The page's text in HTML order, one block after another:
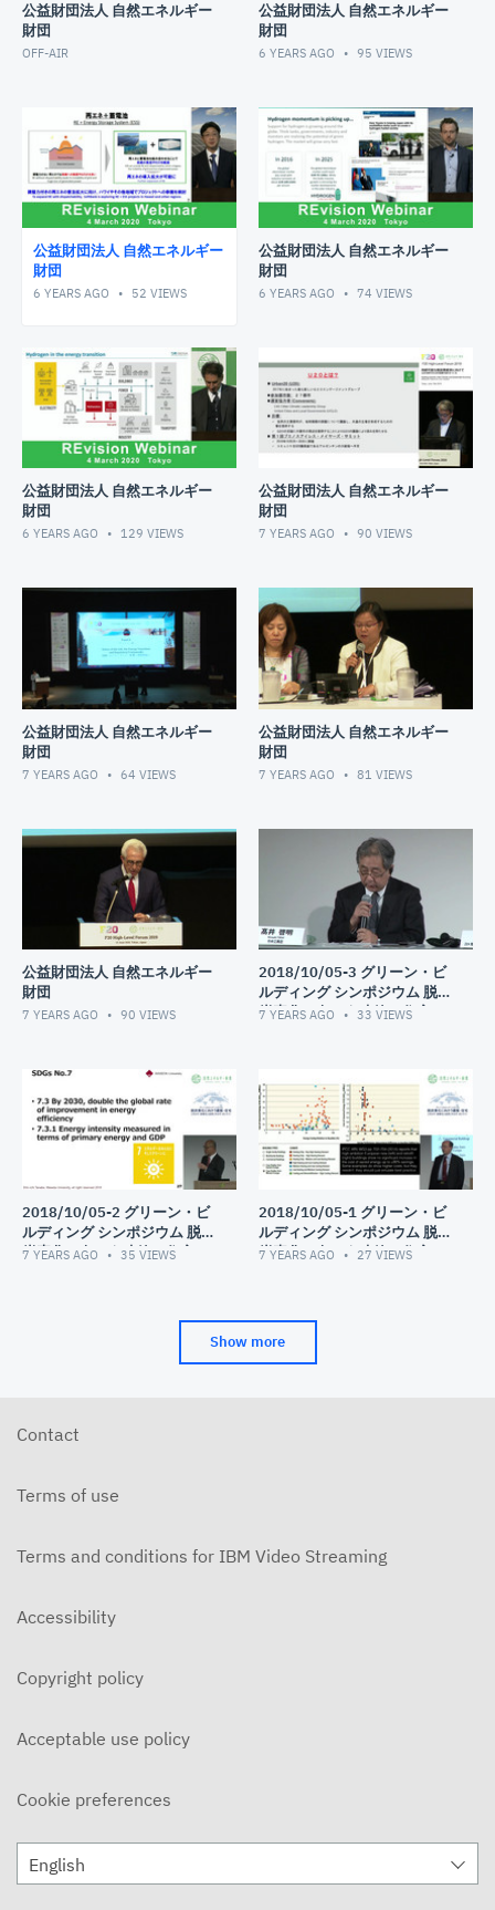
公益財団法人 自然エネルギー
財団
OFF-AIR
公益財団法人 自然エネルギー
財団
6 YEARS AGO 95 VIEWS
公益財団法人 自然エネルギー
財団
6 YEARS AGO 52 VIEWS
公益財団法人 自然エネルギー
財団
6 YEARS AGO 74 VIEWS
公益財団法人 自然エネルギー
財団
6 YEARS AGO 129 VIEWS
公益財団法人 自然エネルギー
財団
7 YEARS AGO 90 VIEWS
公益財団法人 自然エネルギー
財団
7 YEARS AGO 64 VIEWS
公益財団法人 自然エネルギー
財団
7 YEARS AGO 81 VIEWS
公益財団法人 自然エネルギー
財団
7 YEARS AGO 90 VIEWS
2018/10/05-3 グリーン・ビ
ルディング シンポジウム 脱
炭素化に向かう建築・住宅
7 YEARS AGO 33 VIEWS
2018/10/05-2 グリーン・ビ
ルディング シンポジウム 脱
炭素化に向かう建築・住宅
7 YEARS AGO 35 VIEWS
2018/10/05-1 グリーン・ビ
ルディング シンポジウム 脱
炭素化に向かう建築・住宅
7 YEARS AGO 27 VIEWS
Show more
Contact
Terms of use
Terms and conditions for IBM Video Streaming
Accessibility
Copyright policy
Acceptable use policy
Cookie preferences
English